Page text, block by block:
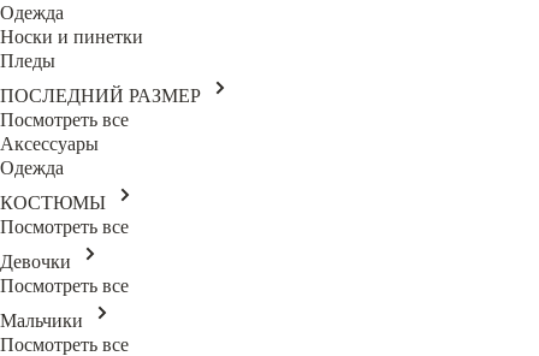
Одежда
Носки и пинетки
Пледы
ПОСЛЕДНИЙ РАЗМЕР
Посмотреть все
Аксессуары
Одежда
КОСТЮМЫ
Посмотреть все
Девочки
Посмотреть все
Мальчики
Посмотреть все